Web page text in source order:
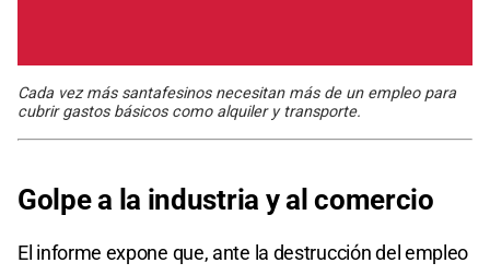
Cada vez más santafesinos necesitan más de un empleo para
cubrir gastos básicos como alquiler y transporte.
Golpe a la industria y al comercio
El informe expone que, ante la destrucción del empleo